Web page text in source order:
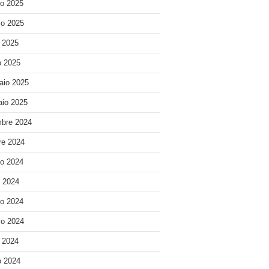
2025
2025
2025
2025
2025
2024
2024
2024
2024
2024
2024
2024